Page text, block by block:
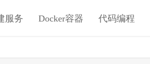
服务 Docker容器 代码编程